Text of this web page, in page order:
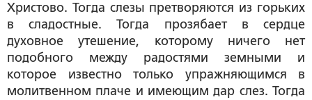
Христово. Тогда слезы претворяются из горьких
в сладостные. Тогда прозябает в сердце
духовное утешение, которому ничего нет
подобного между радостями земными и
которое известно только упражняющимся в
молитвенном плаче и имеющим дар слез. Тогда